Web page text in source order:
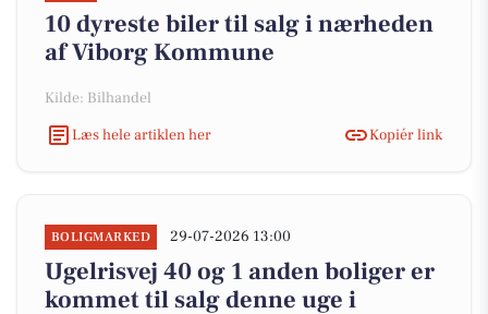
10 dyreste biler til salg i nærheden
af Viborg Kommune
Kilde: Bilhandel
Læs hele artiklen her
Kopiér link
BOLIGMARKED 29-07-2026 13:00
Ugelrisvej 40 og 1 anden boliger er
kommet til salg denne uge i